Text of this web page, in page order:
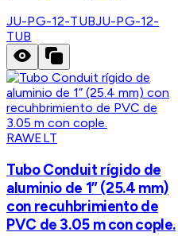
JU-PG-12-TUBJU-PG-12-
TUB
RAWELT
Tubo Conduit rígido de
aluminio de 1” (25.4 mm)
con recuhbrimiento de
PVC de 3.05 m con cople.